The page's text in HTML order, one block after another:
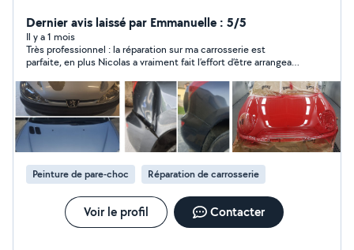
Nettoyage int ext, remplacement pièces détachées
automobiles
Dernier avis laissé par Emmanuelle : 5/5
Il y a 1 mois
Très professionnel : la réparation sur ma carrosserie est
parfaite, en plus Nicolas a vraiment fait l’effort d’être arrangeant
Merci!
Peinture de pare-choc Réparation de carrosserie
Voir le profil Contacter